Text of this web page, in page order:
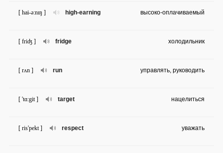
high-earning
[ hai-ə:nɪŋ ] высоко-оплачиваемый
fridge
[ friʤ ] холодильник
run
[ rʌn ] управлять, руководить
target
[ 'tɑ:git ] нацелиться
respect
[ ris'pekt ] уважать